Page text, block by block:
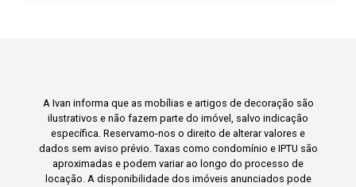
A Ivan informa que as mobílias e artigos de decoração são
ilustrativos e não fazem parte do imóvel, salvo indicação
específica. Reservamo-nos o direito de alterar valores e
dados sem aviso prévio. Taxas como condomínio e IPTU são
aproximadas e podem variar ao longo do processo de
locação. A disponibilidade dos imóveis anunciados pode